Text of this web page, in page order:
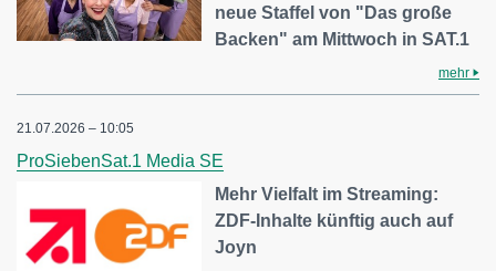
neue Staffel von "Das große
Backen" am Mittwoch in SAT.1
mehr
21.07.2026 – 10:05
ProSiebenSat.1 Media SE
Mehr Vielfalt im Streaming:
ZDF-Inhalte künftig auch auf
Joyn